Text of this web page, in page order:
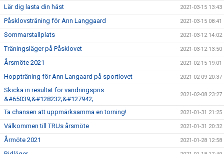
Lär dig lasta din häst 2021-03-15 13:43
Påsklovsträning för Ann Langgaard 2021-03-15 08:41
Sommarstallplats 2021-03-12 14:02
Träningsläger på Påsklovet 2021-03-12 13:50
Årsmöte 2021 2021-02-15 19:01
Hoppträning för Ann Langaard på sportlovet 2021-02-09 20:37
Skicka in resultat för vandringspris
&#65039;&#128232;&#127942;
2021-02-08 23:27
Ta chansen att uppmärksamma en torning! 2021-01-31 21:25
Välkommen till TRUs årsmöte 2021-01-31 20:32
Årmöte 2021 2021-01-28 12:58